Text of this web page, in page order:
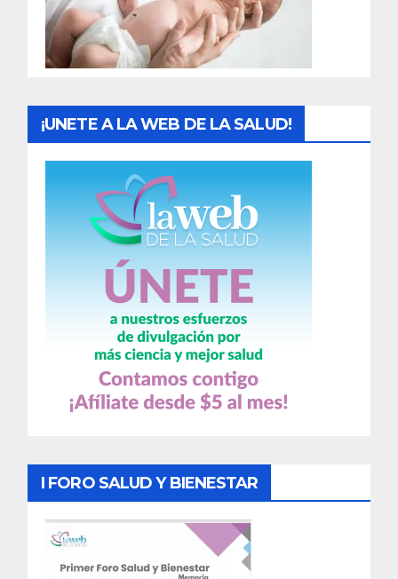
¡UNETE A LA WEB DE LA SALUD!
I FORO SALUD Y BIENESTAR